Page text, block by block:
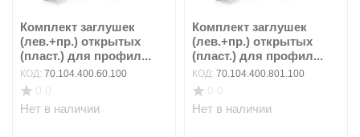
Комплект заглушек
(лев.+пр.) открытых
(пласт.) для профил...
КОД: 70.104.400.60.100
Нет в наличии
Комплект заглушек
(лев.+пр.) открытых
(пласт.) для профил...
КОД: 70.104.400.801.100
Нет в наличии